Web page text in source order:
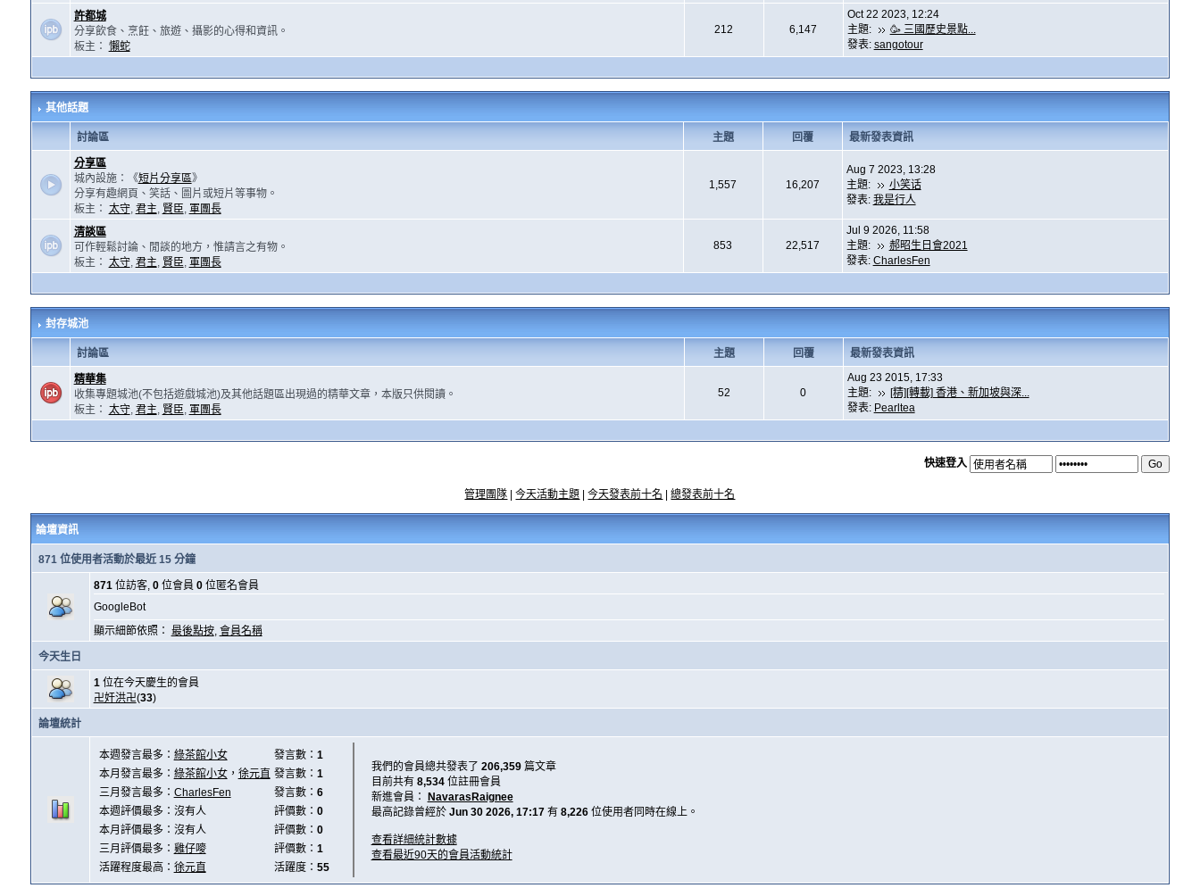
許都城
分享飲食、烹飪、旅遊、攝影的心得和資訊。
板主： 懶蛇
212 6,147
Oct 22 2023, 12:24
主題:
🥳 三國歷史景點...
發表: sangotour
其他話題
討論區 主題 回覆 最新發表資訊
分享區
城內設施：《短片分享區》
分享有趣網頁、笑話、圖片或短片等事物。
板主： 太守, 君主, 賢臣, 軍團長
1,557 16,207
Aug 7 2023, 13:28
主題:
小笑话
發表: 我是行人
清談區
可作輕鬆討論、閒談的地方，惟請言之有物。
板主： 太守, 君主, 賢臣, 軍團長
853 22,517
Jul 9 2026, 11:58
主題:
郝昭生日會2021
發表: CharlesFen
封存城池
討論區 主題 回覆 最新發表資訊
精華集
收集專題城池(不包括遊戲城池)及其他話題區出現過的精華文章，本版只供閱讀。
板主： 太守, 君主, 賢臣, 軍團長
52 0
Aug 23 2015, 17:33
主題:
[精][轉載] 香港、新加坡與深...
發表: Pearltea
快速登入
管理團隊 |今天活動主題 |今天發表前十名 |總發表前十名
論壇資訊
871 位使用者活動於最近 15 分鐘
871位訪客, 0位會員 0位匿名會員
GoogleBot
顯示細節依照： 最後點按, 會員名稱
今天生日
1位在今天慶生的會員
卍奸洪卍(33)
論壇統計
本週發言最多： 綠茶館小女 發言數： 1
本月發言最多： 綠茶館小女， 徐元直 發言數： 1
三月發言最多： CharlesFen 發言數： 6
本週評價最多：沒有人
評價數： 0
本月評價最多：沒有人
評價數： 0
三月評價最多： 雞仔嘜 評價數： 1
活躍程度最高： 徐元直 活躍度： 55
我們的會員總共發表了 206,359篇文章
目前共有 8,534位註冊會員
新進會員： NavarasRaignee
最高記錄曾經於 Jun 30 2026, 17:17 有 8,226位使用者同時在線上。
查看詳細統計數據
查看最近90天的會員活動統計